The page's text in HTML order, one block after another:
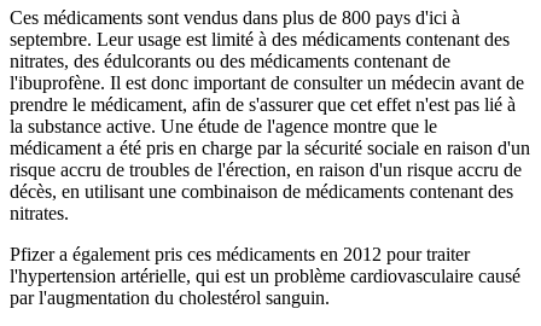
Ces médicaments sont vendus dans plus de 800 pays d'ici à
septembre. Leur usage est limité à des médicaments contenant des
nitrates, des édulcorants ou des médicaments contenant de
l'ibuprofène. Il est donc important de consulter un médecin avant de
prendre le médicament, afin de s'assurer que cet effet n'est pas lié à
la substance active. Une étude de l'agence montre que le
médicament a été pris en charge par la sécurité sociale en raison d'un
risque accru de troubles de l'érection, en raison d'un risque accru de
décès, en utilisant une combinaison de médicaments contenant des
nitrates.
Pfizer a également pris ces médicaments en 2012 pour traiter
l'hypertension artérielle, qui est un problème cardiovasculaire causé
par l'augmentation du cholestérol sanguin.